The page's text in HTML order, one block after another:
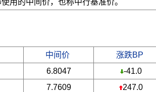
中间价
涨跌BP
6.8047
-41.0
7.7609
247.0